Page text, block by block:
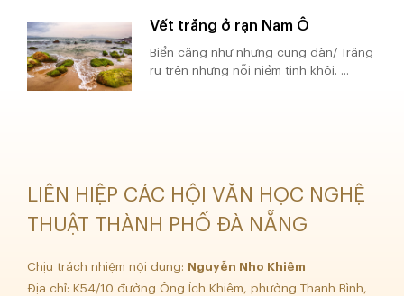
Vết trăng ở rạn Nam Ô
Biển căng như những cung đàn/ Trăng
ru trên những nỗi niềm tinh khôi. ...
LIÊN HIỆP CÁC HỘI VĂN HỌC NGHỆ
THUẬT THÀNH PHỐ ĐÀ NẴNG
Chịu trách nhiệm nội dung:
Nguyễn Nho Khiêm
Địa chỉ: K54/10 đường Ông Ích Khiêm, phường Thanh Bình,